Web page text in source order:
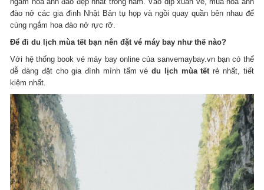
đào nở các gia đình Nhật Bản tụ họp và ngồi quay quần bên nhau để
cùng ngắm hoa đào nở rực rỡ.
Để đi du lịch mùa tết bạn nên đặt vé máy bay như thế nào?
Với hệ thống book vé máy bay online của sanvemaybay.vn bạn có thể
dễ dàng đặt cho gia đình mình tấm védu lịch mùa tết rẻ nhất, tiết
kiệm nhất.